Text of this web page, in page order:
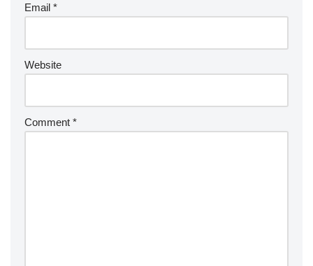
Email *
Website
Comment *